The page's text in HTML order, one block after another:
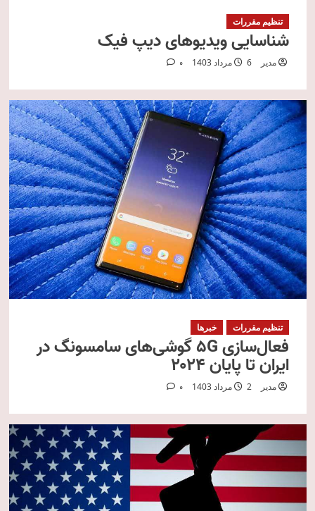
تنظیم مقررات
شناسایی ویدیوهای دیپ فیک
مدیر 6 مرداد 1403 0
تنظیم مقررات خبرها
فعال‌سازی 5G گوشی‌های سامسونگ در
ایران تا پایان ۲۰۲۴
مدیر 2 مرداد 1403 0